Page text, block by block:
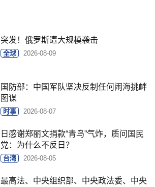
突发！俄罗斯遭大规模袭击
全球 2026-08-09
国防部：中国军队坚决反制任何闹海挑衅
图谋
时事 2026-08-07
日感谢郑丽文捐款“青鸟”气炸，质问国民
党：为什么不反日？
台湾 2026-08-05
最高法、中央组织部、中央政法委、中央